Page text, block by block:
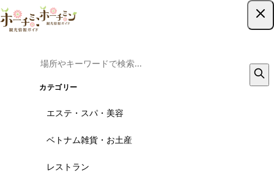
カテゴリー
エステ・スパ・美容
ベトナム雑貨・お土産
レストラン